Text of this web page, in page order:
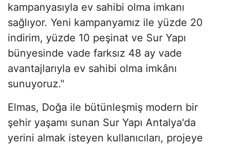
kampanyasıyla ev sahibi olma imkanı
sağlıyor. Yeni kampanyamız ile yüzde 20
indirim, yüzde 10 peşinat ve Sur Yapı
bünyesinde vade farksız 48 ay vade
avantajlarıyla ev sahibi olma imkânı
sunuyoruz."
Elmas, Doğa ile bütünleşmiş modern bir
şehir yaşamı sunan Sur Yapı Antalya'da
yerini almak isteyen kullanıcıları, projeye